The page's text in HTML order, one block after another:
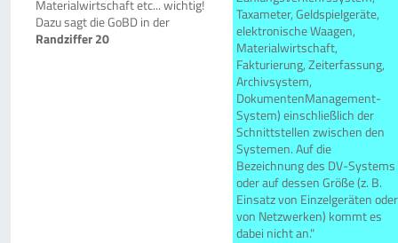
Materialwirtschaft etc... wichtig!
Dazu sagt die GoBD in der
Randziffer 20
Taxameter, Geldspielgeräte,
elektronische Waagen,
Materialwirtschaft,
Fakturierung, Zeiterfassung,
Archivsystem,
DokumentenManagement-
System) einschließlich der
Schnittstellen zwischen den
Systemen. Auf die
Bezeichnung des DV-Systems
oder auf dessen Größe (z. B.
Einsatz von Einzelgeräten oder
von Netzwerken) kommt es
dabei nicht an."